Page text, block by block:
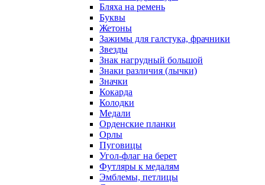
Бляха на ремень
Буквы
Жетоны
Зажимы для галстука, фрачники
Звезды
Знак нагрудный большой
Знаки различия (лычки)
Значки
Кокарда
Колодки
Медали
Орденские планки
Орлы
Пуговицы
Угол-флаг на берет
Футляры к медалям
Эмблемы, петлицы